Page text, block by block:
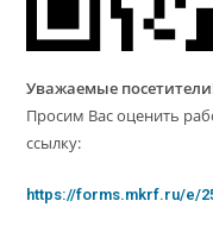
Уважаемые
Просим Вас оценить
ссылку:
https://forms.mkrf.ru/e/